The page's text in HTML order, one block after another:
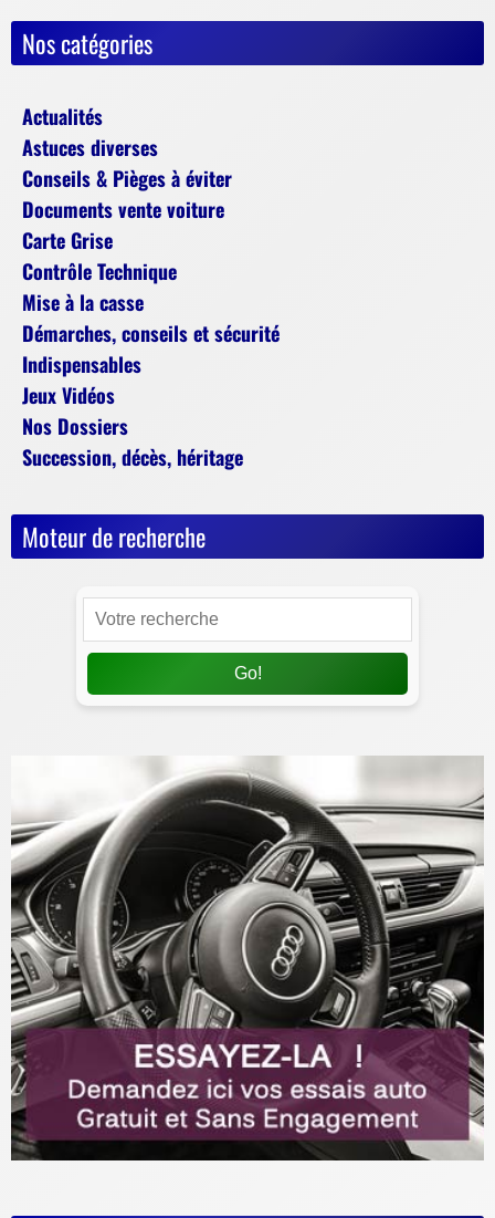
Nos catégories
Actualités
Astuces diverses
Conseils & Pièges à éviter
Documents vente voiture
Carte Grise
Contrôle Technique
Mise à la casse
Démarches, conseils et sécurité
Indispensables
Jeux Vidéos
Nos Dossiers
Succession, décès, héritage
Moteur de recherche
Go!